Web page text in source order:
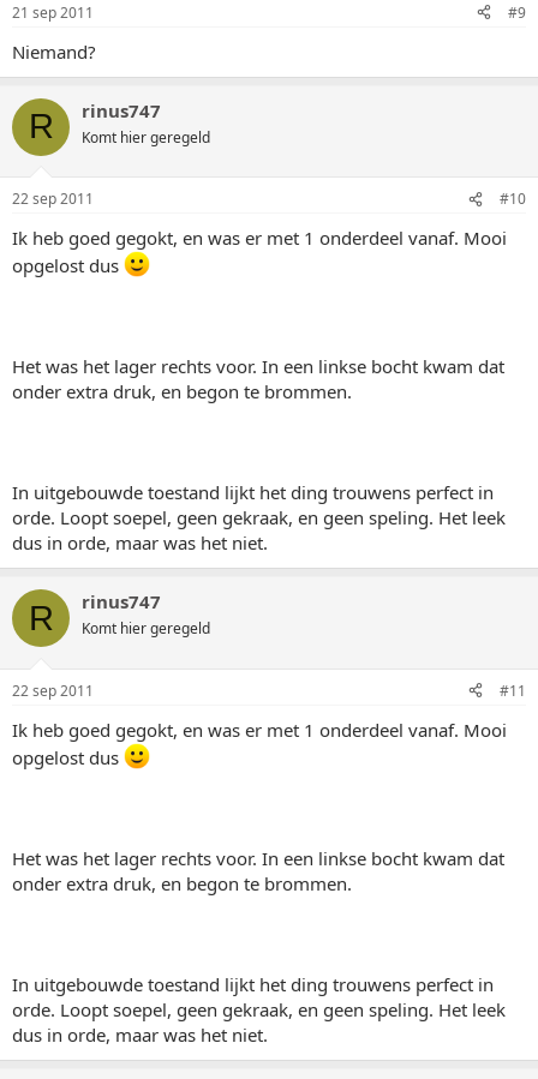
21 sep 2011 #9
Niemand?
R rinus747
Komt hier geregeld
22 sep 2011 #10
Ik heb goed gegokt, en was er met 1 onderdeel vanaf. Mooi
opgelost dus
Het was het lager rechts voor. In een linkse bocht kwam dat
onder extra druk, en begon te brommen.
In uitgebouwde toestand lijkt het ding trouwens perfect in
orde. Loopt soepel, geen gekraak, en geen speling. Het leek
dus in orde, maar was het niet.
R rinus747
Komt hier geregeld
22 sep 2011 #11
Ik heb goed gegokt, en was er met 1 onderdeel vanaf. Mooi
opgelost dus
Het was het lager rechts voor. In een linkse bocht kwam dat
onder extra druk, en begon te brommen.
In uitgebouwde toestand lijkt het ding trouwens perfect in
orde. Loopt soepel, geen gekraak, en geen speling. Het leek
dus in orde, maar was het niet.